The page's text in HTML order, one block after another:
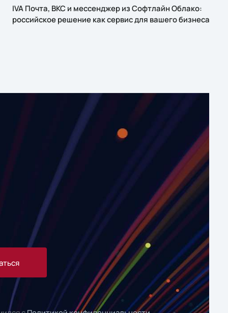
IVA Почта, ВКС и мессенджер из Софтлайн Облако:
российское решение как сервис для вашего бизнеса